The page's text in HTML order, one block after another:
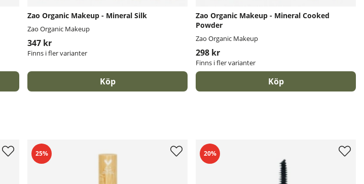
Zao Organic Makeup - Mineral Silk
Zao Organic Makeup
347 kr
Finns i fler varianter
Köp
Zao Organic Makeup - Mineral Cooked
Powder
Zao Organic Makeup
298 kr
Finns i fler varianter
Köp
25% 20%